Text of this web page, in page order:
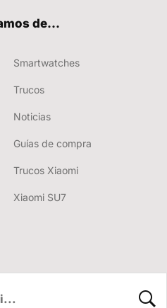
de...
Smartwatches
Trucos
Noticias
Guías de compra
Trucos Xiaomi
Xiaomi SU7